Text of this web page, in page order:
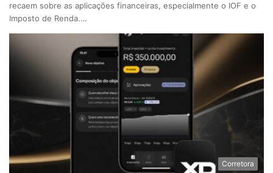
recaem sobre as aplicações financeiras, especialmente o IOF e o
Imposto de Renda.…
Corretora